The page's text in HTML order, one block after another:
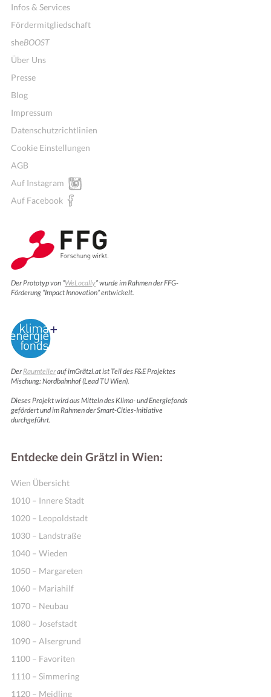
Infos & Services
Fördermitgliedschaft
sheBOOST
Über Uns
Presse
Blog
Impressum
Datenschutzrichtlinien
Cookie Einstellungen
AGB
Auf Instagram
Auf Facebook
Der Prototyp von “WeLocally” wurde im Rahmen der FFG-
Förderung “Impact Innovation” entwickelt.
DerRaumteilerauf imGrätzl.at ist Teil des F&E Projektes
Mischung: Nordbahnhof (Lead TU Wien).
Dieses Projekt wird aus Mitteln des Klima- und Energiefonds
gefördert und im Rahmen der Smart-Cities-Initiative
durchgeführt.
Entdecke dein Grätzl in Wien:
Wien Übersicht
1010 – Innere Stadt
1020 – Leopoldstadt
1030 – Landstraße
1040 – Wieden
1050 – Margareten
1060 – Mariahilf
1070 – Neubau
1080 – Josefstadt
1090 – Alsergrund
1100 – Favoriten
1110 – Simmering
1120 – Meidling